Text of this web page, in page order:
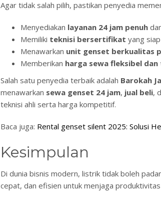
Agar tidak salah pilih, pastikan penyedia
Menyediakan layanan 24 jam penuh
Memiliki teknisi bersertifikat yang
Menawarkan unit genset berkualitas
Memberikan harga sewa fleksibel
Salah satu penyedia terbaik adalah Barokah
menawarkan sewa genset 24 jam, jual beli,
teknisi ahli serta harga kompetitif.
Baca juga: Rental genset silent 2025: Solusi
Kesimpulan
Di dunia bisnis modern, listrik tidak boleh
cepat, dan efisien untuk menjaga